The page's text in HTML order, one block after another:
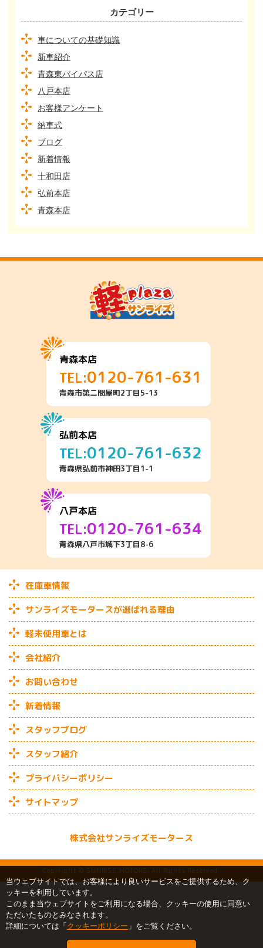
カテゴリー
車についての基礎知識
新車紹介
青森東バイパス店
八戸本店
お客様アンケート
納車式
ブログ
新着情報
十和田店
弘前本店
青森本店
青森本店
TEL:0120-761-631
青森市第二問屋町2丁目5-13
弘前本店
TEL:0120-761-632
青森県弘前市神田3丁目1-1
八戸本店
TEL:0120-761-634
青森県八戸市城下3丁目8-6
在庫車情報
サンライズモータースが選ばれる理由
軽未使用車とは
会社紹介
お問い合わせ
新着情報
スタッフブログ
スタッフ紹介
プライバシーポリシー
サイトマップ
株式会社サンライズモータース
Copyright © SUNRISE MOTORS. All Rights Reserved.
当ウェブサイトでは、お客様により良いサービスをご提供するため、ク
ッキーを利用しています。
このまま当ウェブサイトをご利用になる場合、クッキーの使用に同意い
ただいたものとみなされます。
詳細については「クッキーポリシー 」をご覧ください。